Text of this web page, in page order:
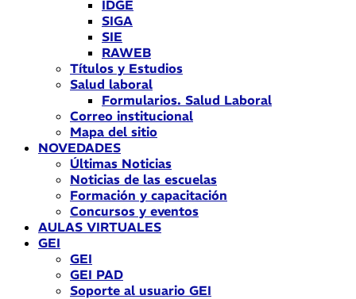
IDGE
SIGA
SIE
RAWEB
Títulos y Estudios
Salud laboral
Formularios. Salud Laboral
Correo institucional
Mapa del sitio
NOVEDADES
Últimas Noticias
Noticias de las escuelas
Formación y capacitación
Concursos y eventos
AULAS VIRTUALES
GEI
GEI
GEI PAD
Soporte al usuario GEI